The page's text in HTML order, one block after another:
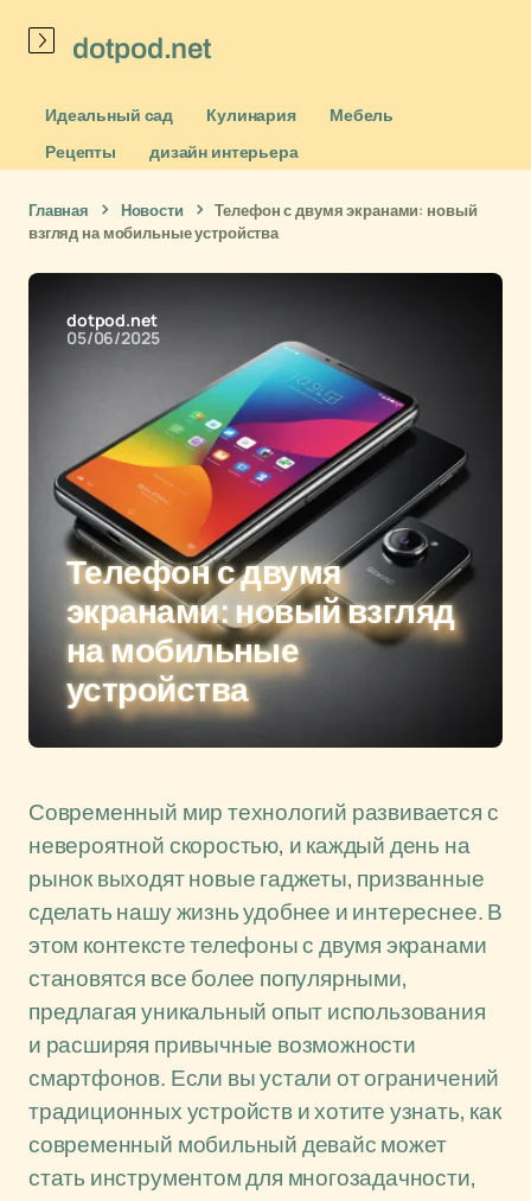
dotpod.net
Идеальный сад Кулинария
Мебель
Рецепты
дизайн интерьера
Главная Новости
Телефон с двумя экранами: новый
взгляд на мобильные устройства
dotpod.net
05/06/2025
Телефон с двумя
экранами: новый взгляд
на мобильные
устройства
Современный мир технологий развивается с
невероятной скоростью, и каждый день на
рынок выходят новые гаджеты, призванные
сделать нашу жизнь удобнее и интереснее. В
этом контексте телефоны с двумя экранами
становятся все более популярными,
предлагая уникальный опыт использования
и расширяя привычные возможности
смартфонов. Если вы устали от ограничений
традиционных устройств и хотите узнать, как
современный мобильный девайс может
стать инструментом для многозадачности,